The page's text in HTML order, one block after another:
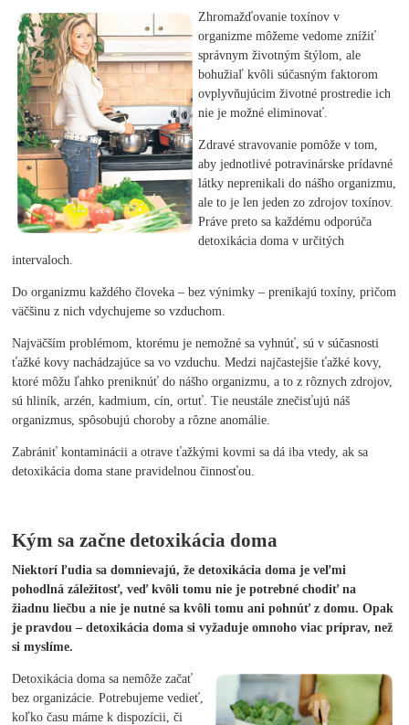
Zhromažďovanie toxínov v
organizme môžeme vedome znížiť
správnym životným štýlom, ale
bohužiaľ kvôli súčasným faktorom
ovplyvňujúcim životné prostredie ich
nie je možné eliminovať.
Zdravé stravovanie pomôže v tom,
aby jednotlivé potravinárske prídavné
látky neprenikali do nášho organizmu,
ale to je len jeden zo zdrojov toxínov.
Práve preto sa každému odporúča
detoxikácia doma v určitých
intervaloch.
Do organizmu každého človeka – bez výnimky – prenikajú toxíny, pričom
väčšinu z nich vdychujeme so vzduchom.
Najväčším problémom, ktorému je nemožné sa vyhnúť, sú v súčasnosti
ťažké kovy nachádzajúce sa vo vzduchu. Medzi najčastejšie ťažké kovy,
ktoré môžu ľahko preniknúť do nášho organizmu, a to z rôznych zdrojov,
sú hliník, arzén, kadmium, cín, ortuť. Tie neustále znečisťujú náš
organizmus, spôsobujú choroby a rôzne anomálie.
Zabrániť kontaminácii a otrave ťažkými kovmi sa dá iba vtedy, ak sa
detoxikácia doma stane pravidelnou činnosťou.
Kým sa začne detoxikácia doma
Niektorí ľudia sa domnievajú, že detoxikácia doma je veľmi
pohodlná záležitosť, veď kvôli tomu nie je potrebné chodiť na
žiadnu liečbu a nie je nutné sa kvôli tomu ani pohnúť z domu. Opak
je pravdou – detoxikácia doma si vyžaduje omnoho viac príprav, než
si myslíme.
Detoxikácia doma sa nemôže začať
bez organizácie. Potrebujeme vedieť,
koľko času máme k dispozícii, či